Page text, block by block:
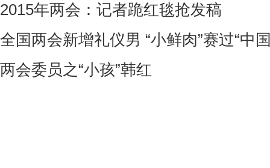
2015年两会：记者跪红毯抢发稿
全国两会新增礼仪男 “小鲜肉”赛过“中
两会委员之“小孩”韩红